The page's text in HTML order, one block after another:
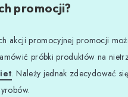
promocji?
akcji promocyjnej promocji
próbki produktów na
. Należy jednak zdecydować